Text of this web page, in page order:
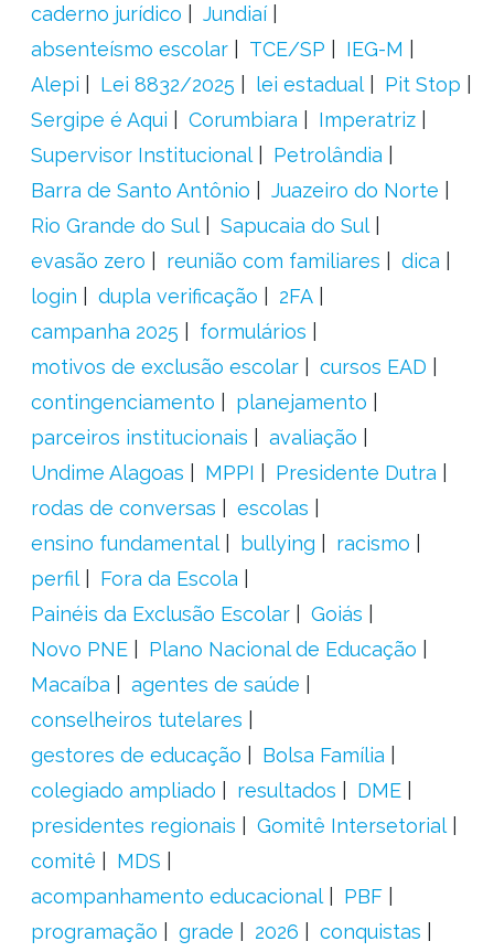
caderno jurídico
Jundiaí
absenteísmo escolar
TCE/SP
IEG-M
Alepi
Lei 8832/2025 lei estadual
Pit Stop
Sergipe é Aqui
Corumbiara
Imperatriz
Supervisor Institucional
Petrolândia
Barra de Santo Antônio
Juazeiro do Norte
Rio Grande do Sul
Sapucaia do Sul
evasão zero
reunião com familiares
dica
login
dupla verificação
2FA
campanha 2025
formulários
motivos de exclusão escolar
cursos EAD
contingenciamento
planejamento
parceiros institucionais
avaliação
Undime Alagoas
MPPI
Presidente Dutra
rodas de conversas
escolas
ensino fundamental
bullying
racismo
perfil
Fora da Escola
Painéis da Exclusão Escolar
Goiás
Novo PNE
Plano Nacional de Educação
Macaíba
agentes de saúde
conselheiros tutelares
gestores de educação
Bolsa Família
colegiado ampliado
resultados
DME
presidentes regionais
Gomitê Intersetorial
comitê
MDS
acompanhamento educacional
PBF
programação
grade 2026 conquistas